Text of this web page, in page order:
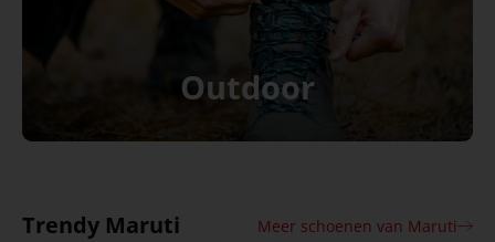
Outdoor
Trendy Maruti Meer schoenen van Maruti